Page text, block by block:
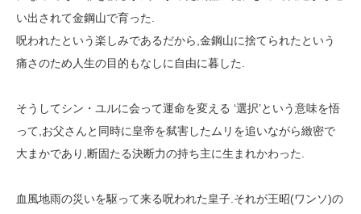
い出されて金鋼山で育った.
呪われたという楽しみであるだから,金鋼山に捨てられたという
痛さのため人生の目的もなしに自由に暮した.
そうしてシン・ユルに会って運命を変える ‘選択’という意味を悟
って,お父さんと同時に皇帝を弑害したムリを追いながら緻密で
大まかであり,断固たる決断力の持ち主に生まれかわった.
血風地雨の災いを駆って来る呪われた皇子.それが王昭(ワンソ)の